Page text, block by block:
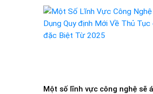
Một số lĩnh vực công nghệ sẽ